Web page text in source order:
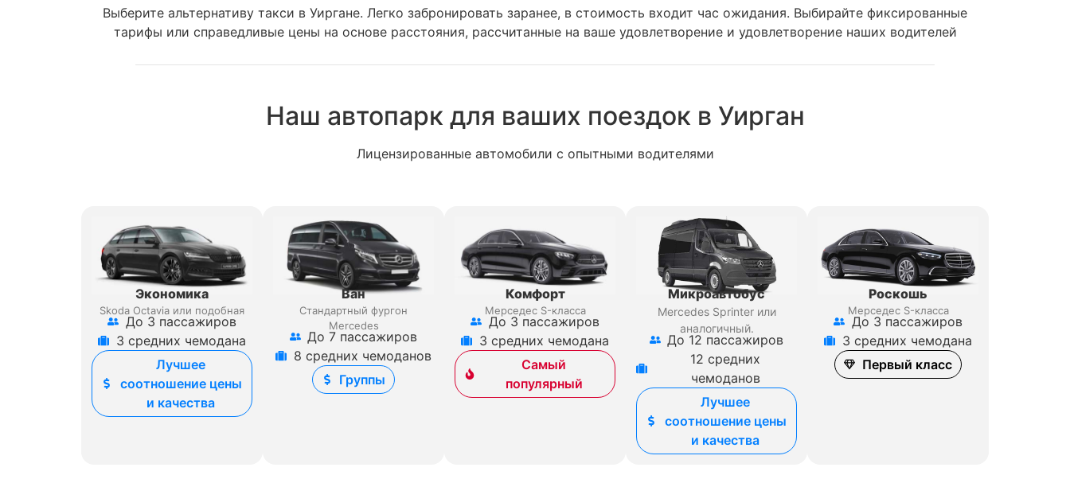
Выберите альтернативу такси в Уиргане. Легко забронировать заранее, в стоимость входит час ожидания. Выбирайте фиксированные
тарифы или справедливые цены на основе расстояния, рассчитанные на ваше удовлетворение и удовлетворение наших водителей
Наш автопарк для ваших поездок в Уирган
Лицензированные автомобили с опытными водителями
Экономика
Skoda Octavia или подобная
До 3 пассажиров
3 средних чемодана
Лучшее
соотношение цены
и качества
Ван
Стандартный фургон
Mercedes
До 7 пассажиров
8 средних чемоданов
Группы
Комфорт
Мерседес S-класса
До 3 пассажиров
3 средних чемодана
Самый
популярный
Микроавтобус
Mercedes Sprinterили
аналогичный.
До 12 пассажиров
12 средних
чемоданов
Лучшее
соотношение цены
и качества
Роскошь
Мерседес S-класса
До 3 пассажиров
3 средних чемодана
Первый класс